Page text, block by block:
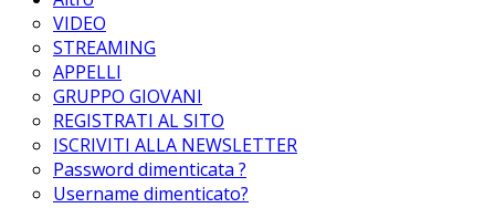
VIDEO
STREAMING
APPELLI
GRUPPO GIOVANI
REGISTRATI AL SITO
ISCRIVITI ALLA NEWSLETTER
Password dimenticata ?
Username dimenticato?